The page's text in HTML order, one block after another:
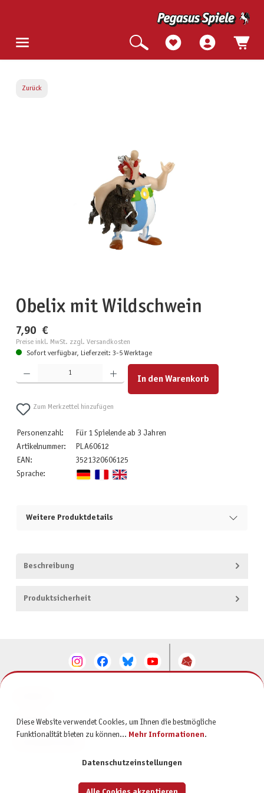
Zurück
Obelix mit Wildschwein
7,90 €
Preise inkl. MwSt. zzgl. Versandkosten
Sofort verfügbar, Lieferzeit: 3-5 Werktage
Produkt Anzahl: Gib den gewünschten Wert ein oder benutze die Schaltflächen um die Anzahl zu
In den Warenkorb
Zum Merkzettel hinzufügen
Personenzahl:
Für 1 Spielende ab 3 Jahren
Artikelnummer:
PLA60612
EAN:
3521320606125
Sprache:
Weitere Produktdetails
Beschreibung
Produktsicherheit
SERVICE
Diese Website verwendet Cookies, um Ihnen die bestmögliche
Funktionalität bieten zu können... Mehr Informationen.
Datenschutzeinstellungen